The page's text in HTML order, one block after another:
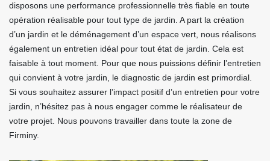
disposons une performance professionnelle très fiable en toute
opération réalisable pour tout type de jardin. A part la création
d’un jardin et le déménagement d’un espace vert, nous réalisons
également un entretien idéal pour tout état de jardin. Cela est
faisable à tout moment. Pour que nous puissions définir l’entretien
qui convient à votre jardin, le diagnostic de jardin est primordial.
Si vous souhaitez assurer l’impact positif d’un entretien pour votre
jardin, n’hésitez pas à nous engager comme le réalisateur de
votre projet. Nous pouvons travailler dans toute la zone de
Firminy.